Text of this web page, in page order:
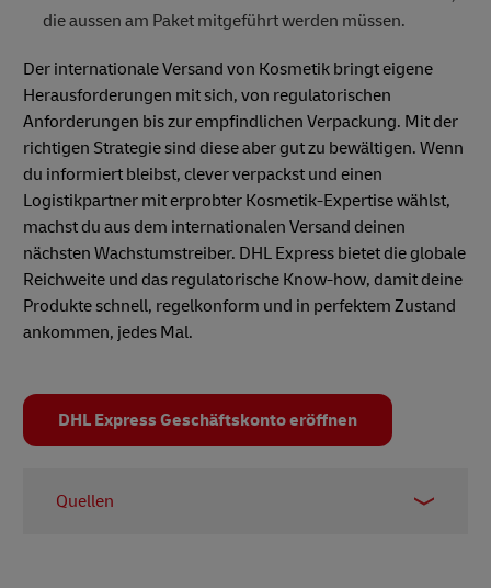
die aussen am Paket mitgeführt werden müssen.
Der internationale Versand von Kosmetik bringt eigene
Herausforderungen mit sich, von regulatorischen
Anforderungen bis zur empfindlichen Verpackung. Mit der
richtigen Strategie sind diese aber gut zu bewältigen. Wenn
du informiert bleibst, clever verpackst und einen
Logistikpartner mit erprobter Kosmetik-Expertise wählst,
machst du aus dem internationalen Versand deinen
nächsten Wachstumstreiber. DHL Express bietet die globale
Reichweite und das regulatorische Know-how, damit deine
Produkte schnell, regelkonform und in perfektem Zustand
ankommen, jedes Mal.
DHL Express Geschäftskonto eröffnen
Quellen